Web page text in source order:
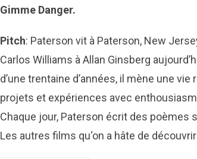
Gimme Danger.
Pitch: Paterson vit à Paterson, New
Carlos Williams à Allan Ginsberg
d’une trentaine d’années, il mène une
projets et expériences avec
Chaque jour, Paterson écrit des
Les autres films qu‘on a hâte de découvrir